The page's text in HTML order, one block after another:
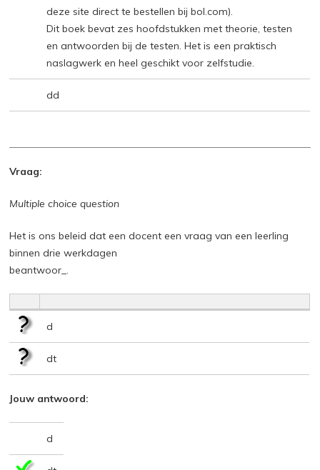
deze site direct te bestellen bij bol.com).
Dit boek bevat zes hoofdstukken met theorie, testen
en antwoorden bij de testen. Het is een praktisch
naslagwerk en heel geschikt voor zelfstudie.
dd
Vraag:
Multiple choice question
Het is ons beleid dat een docent een vraag van een leerling
binnen drie werkdagen
beantwoor_.
d
dt
Jouw antwoord:
d